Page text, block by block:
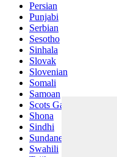
Persian
Punjabi
Serbian
Sesotho
Sinhala
Slovak
Slovenian
Somali
Samoan
Scots Gaelic
Shona
Sindhi
Sundanese
Swahili